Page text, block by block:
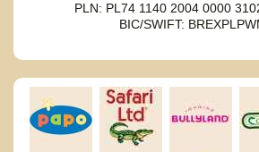
PLN: PL74 1140 2004 0000
BIC/SWIFT: